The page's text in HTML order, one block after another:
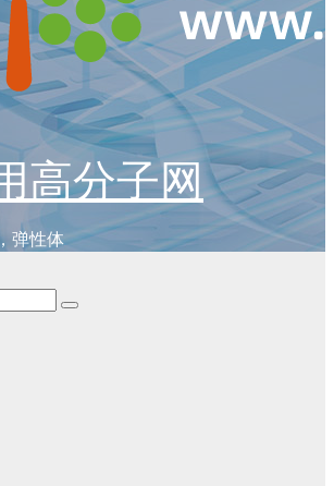
高分子网
弹性体